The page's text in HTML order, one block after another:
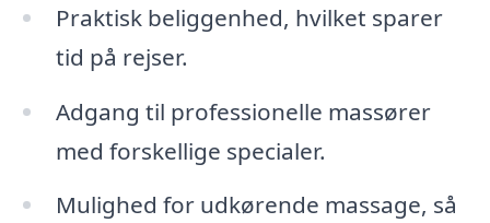
Praktisk beliggenhed, hvilket sparer
tid på rejser.
Adgang til professionelle massører
med forskellige specialer.
Mulighed for udkørende massage, så